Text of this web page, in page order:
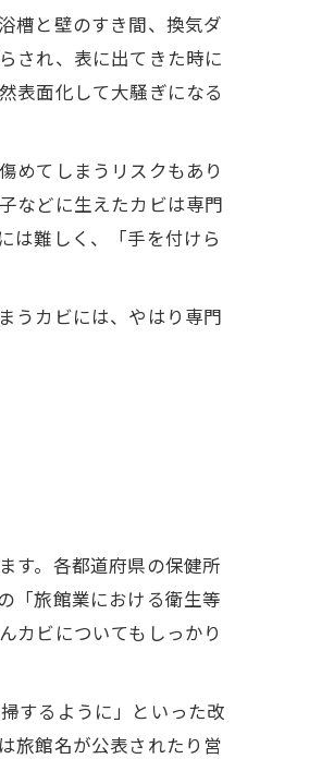
槽と壁のすき間、換気ダ
され、表に出てきた時に
表面化して大騒ぎになる
めてしまうリスクもあり
などに生えたカビは専門
は難しく、「手を付けら
うカビには、やはり専門
す。各都道府県の保健所
「旅館業における衛生等
カビについてもしっかり
するように」といった改
旅館名が公表されたり営